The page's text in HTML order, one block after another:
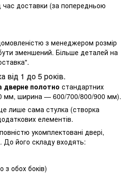
час доставки (за попередньою
з менеджером розмір
зменшений. Більше деталей на
".
від 1 до 5 років.
дверне полотно стандартних
мм, ширина — 600/700/800/900 мм).
лише сама стулка (створка
елементів.
укомплектовані двері,
До його складу входять:
з обох боків)